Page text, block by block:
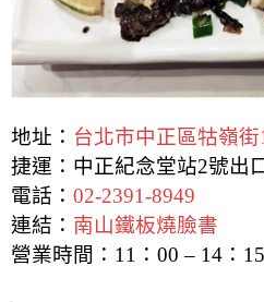
地址： 台北市中正區牯嶺街
捷運：中正紀念堂站2號出
電話： 02-2391-8949
連結： 南山鐵板燒臉書
營業時間： 11：00 – 14：